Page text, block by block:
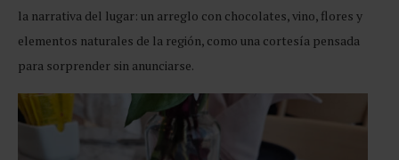
la narrativa del lugar: un arreglo con chocolates, vino, flores y
elementos naturales de la región, como una cortesía pensada
para sorprender sin anunciarse.